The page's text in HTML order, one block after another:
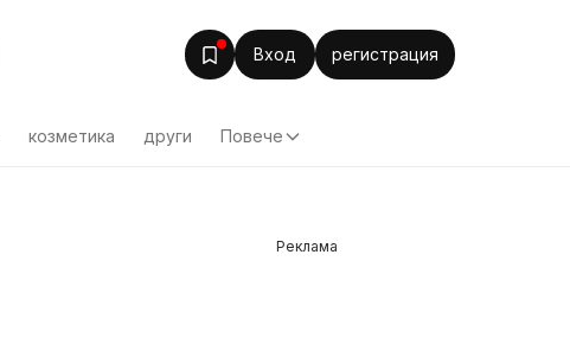
Вход регистрация
козметика други Повече
Реклама